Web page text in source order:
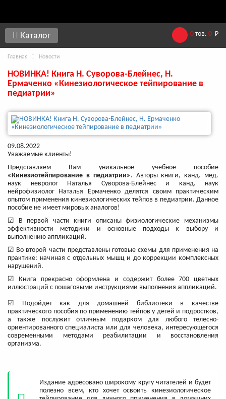
Каталог 0 тов. 0 Р
Главная Новости
НОВИНКА! Книга Н. Суворова-Блейнес, Н.
Ермаченко «Кинезиологическое тейпирование в
педиатрии»
09.08.2022
Уважаемые клиенты!
Представляем Вам уникальное учебное пособие
«Кинезиотейпирование в педиатрии» . Авторы книги, канд. мед.
наук невролог Наталья Суворова-Блейнес и канд. наук
нейрофизиолог Наталья Ермаченко делятся своим практическим
опытом применения кинезиологических тейпов в педиатрии. Данное
пособие не имеет мировых аналогов!
☑ В первой части книги описаны физиологические механизмы
эффективности методики и основные подходы к выбору и
выполнению аппликаций.
☑ Во второй части представлены готовые схемы для применения на
практике: начиная с отдельных мышц и до коррекции комплексных
нарушений.
☑ Книга прекрасно оформлена и содержит более 700 цветных
иллюстраций с пошаговыми инструкциями выполнения аппликаций.
☑ Подойдет как для домашней библиотеки в качестве
практического пособия по применению тейпов у детей и подростков,
а также послужит отличным подарком для любого телесно-
ориентированного специалиста или для человека, интересующегося
современными методами реабилитации и восстановления
организма.
Издание адресовано широкому кругу читателей и будет
полезно всем, кто хочет освоить кинезиологическое